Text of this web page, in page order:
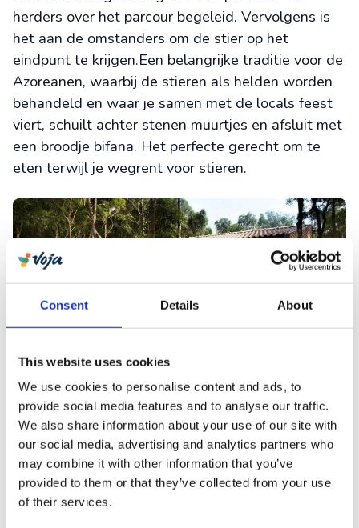
Consent Details About
This website uses cookies
We use cookies to personalise content and ads, to
provide social media features and to analyse our traffic.
We also share information about your use of our site with
our social media, advertising and analytics partners who
may combine it with other information that you’ve
provided to them or that they’ve collected from your use
of their services.
herders over het parcour begeleid. Vervolgens is
het aan de omstanders om de stier op het
eindpunt te krijgen.Een belangrijke traditie voor de
Azoreanen, waarbij de stieren als helden worden
behandeld en waar je samen met de locals feest
viert, schuilt achter stenen muurtjes en afsluit met
een broodje bifana. Het perfecte gerecht om te
eten terwijl je wegrent voor stieren.
Een uniek verblijf
Vaak is het in de herfstmaanden een stuk rustiger
op de Azoren, toch is het slim om op tijd te
boeken. Vooral nu. Veel reizigers hebben hun
Azoren vakantie vanwege corona uitgesteld en